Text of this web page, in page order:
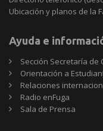
Ubicación y planos de la
Ayuda e
Sección Secretaría de
Orientación a
Relaciones
Radio enFuga
Sala de Prensa